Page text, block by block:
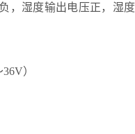
，湿度输出电压正，湿度
）